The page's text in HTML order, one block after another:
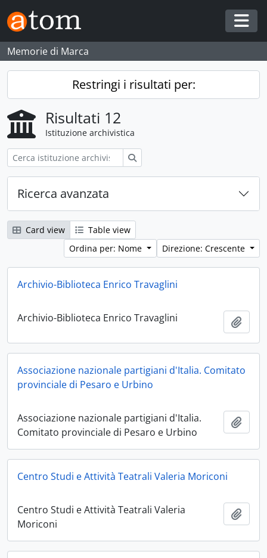
Skip to main content
Memorie di Marca
Restringi i risultati per:
Risultati 12
Istituzione archivistica
Ricerca avanzata
Card view
Table view
Ordina per: Nome
Direzione: Crescente
Archivio-Biblioteca Enrico Travaglini
Archivio-Biblioteca Enrico Travaglini
Associazione nazionale partigiani d'Italia. Comitato
provinciale di Pesaro e Urbino
Associazione nazionale partigiani d'Italia.
Comitato provinciale di Pesaro e Urbino
Centro Studi e Attività Teatrali Valeria Moriconi
Centro Studi e Attività Teatrali Valeria
Moriconi